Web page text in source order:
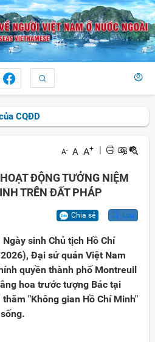
CQĐD
A- A A+ |
ĐỘNG TƯỞNG NIỆM
TRÊN ĐẤT PHÁP
Chia sẻ Lưu
sinh Chủ tịch Hồ Chí
Đại sứ quán Việt Nam
quyền thành phố Montreuil
hoa trước tượng Bác tại
"Không gian Hồ Chí Minh"